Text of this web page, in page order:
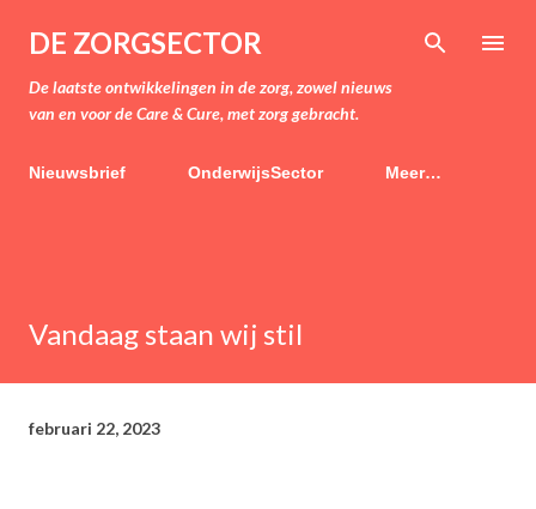
Doorgaan naar hoofdcontent
DE ZORGSECTOR
De laatste ontwikkelingen in de zorg, zowel nieuws
van en voor de Care & Cure, met zorg gebracht.
Nieuwsbrief OnderwijsSector Meer…
Vandaag staan wij stil
februari 22, 2023